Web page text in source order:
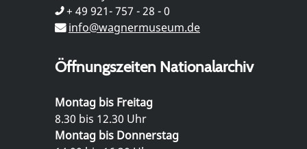
+ 49 921- 757 - 28 - 0
info@wagnermuseum.de
Öffnungszeiten Nationalarchiv
Montag bis Freitag
8.30 bis 12.30 Uhr
Montag bis Donnerstag